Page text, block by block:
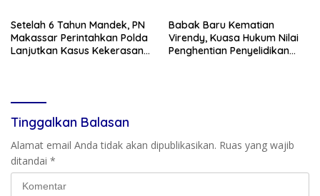
Setelah 6 Tahun Mandek, PN
Makassar Perintahkan Polda
Lanjutkan Kasus Kekerasan
Babak Baru Kematian
Virendy, Kuasa Hukum Nilai
Penghentian Penyelidikan
Tinggalkan Balasan
Alamat email Anda tidak akan dipublikasikan. Ruas yang wajib
ditandai *